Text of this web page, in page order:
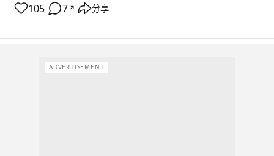
105 7 ↗ 分享
ADVERTISEMENT